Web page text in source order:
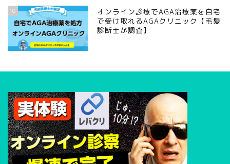
10
オンライン診療でAGA治療薬を自宅
で受け取れるAGAクリニック【毛髪
診断士が調査】